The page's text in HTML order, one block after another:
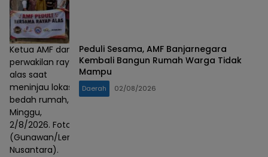
Ketua AMF dan
perwakilan rayap
alas saat
meninjau lokasi
bedah rumah,
Minggu,
2/8/2026. Foto :
(Gunawan/Lensa
Nusantara).
Peduli Sesama, AMF Banjarnegara
Kembali Bangun Rumah Warga Tidak
Mampu
Daerah 02/08/2026